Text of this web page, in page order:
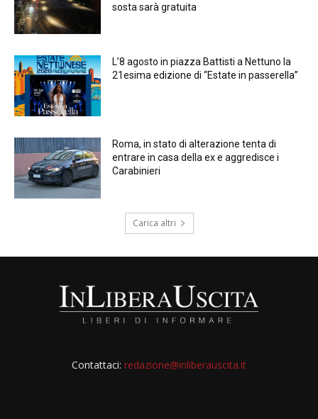
sosta sarà gratuita
L’8 agosto in piazza Battisti a Nettuno la
21esima edizione di “Estate in passerella”
Roma, in stato di alterazione tenta di
entrare in casa della ex e aggredisce i
Carabinieri
Carica altri
Contattaci: redazione@inliberauscita.it